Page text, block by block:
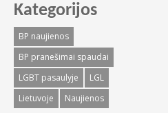
Kategorijos
BP naujienos
BP pranešimai spaudai
LGBT pasaulyje
LGL
Lietuvoje
Naujienos